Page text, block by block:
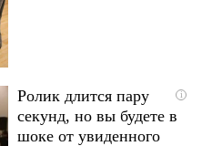
i
Ролик длится пару
секунд, но вы будете в
шоке от увиденного